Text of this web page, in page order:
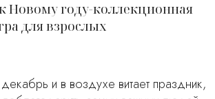
Новому году-коллекционная
для взрослых
и в воздухе витает праздник,